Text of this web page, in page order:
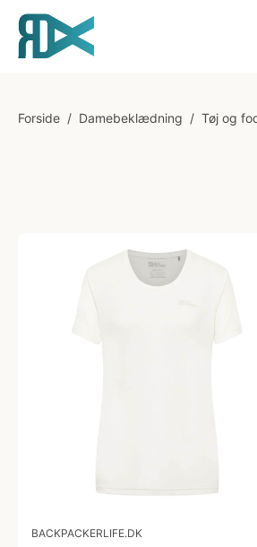
Forside / Damebeklædning / Tøj og
BACKPACKERLIFE.DK